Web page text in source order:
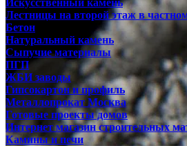
Искусственный камень
Лестницы на второй этаж в
Бетон
Натуральный камень
Сыпучие материалы
ПГП
ЖБИ заводы
Гипсокартон и профиль
Металлопрокат Москва
Готовые проекты домов
Интернет магазин строительных
Камины и печи